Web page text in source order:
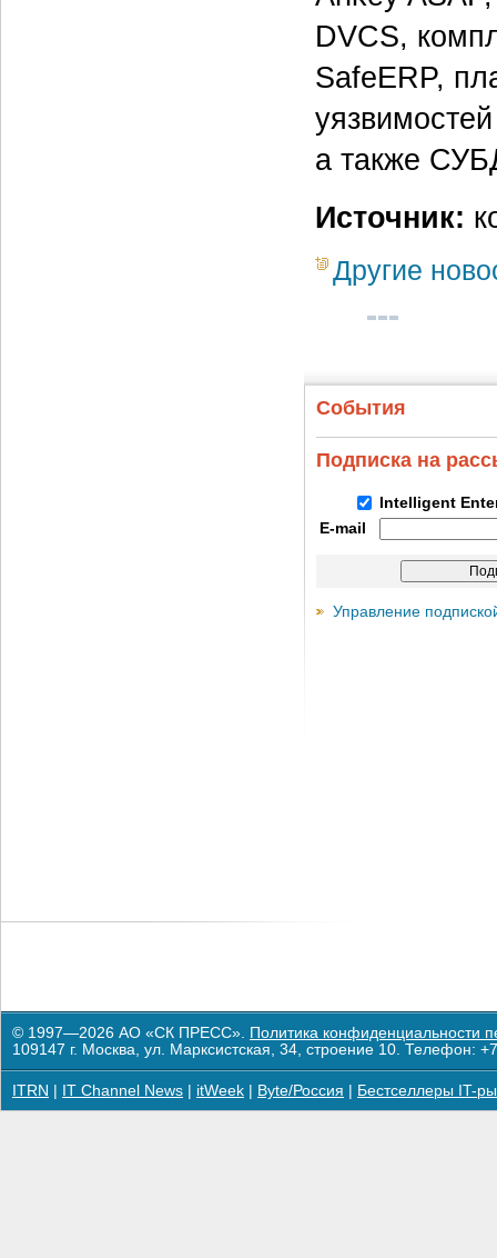
DVCS,
SafeERP,
а также
Источник:
Другие
События
Подписка на
Intelligent
E-mail
Управление
© 1997—2026 АО «СК ПРЕСС». Политика конфиденциальности
109147 г. Москва, ул. Марксистская, 34, строение 10. Телефон:
ITRN IT Channel News itWeek Byte/Россия Бестселлеры IT-